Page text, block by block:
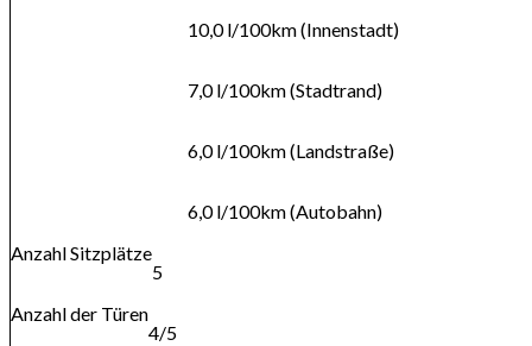
10,0 l/100km (Innenstadt)
7,0 l/100km (Stadtrand)
6,0 l/100km (Landstraße)
6,0 l/100km (Autobahn)
Anzahl Sitzplätze
5
Anzahl der Türen
4/5